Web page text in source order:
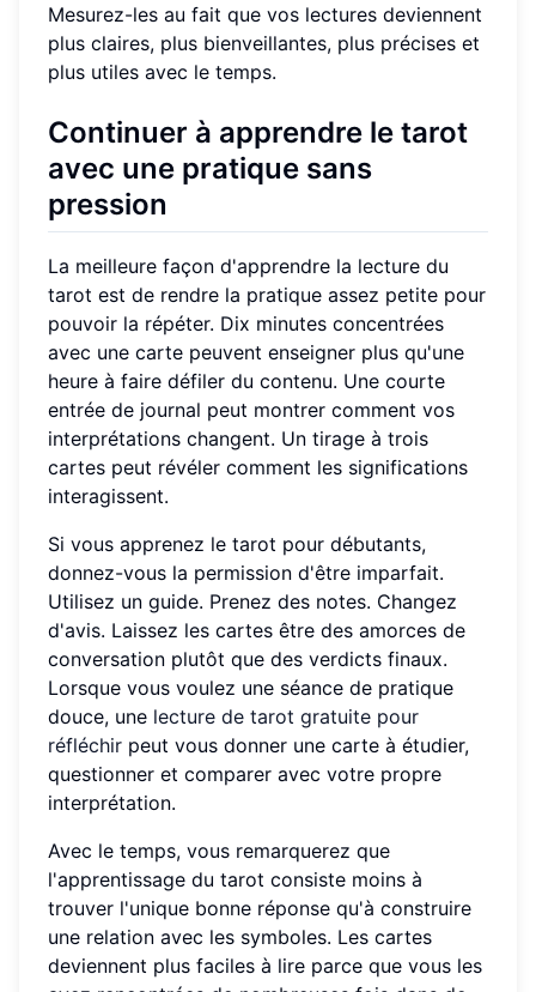
Mesurez-les au fait que vos lectures deviennent
plus claires, plus bienveillantes, plus précises et
plus utiles avec le temps.
Continuer à apprendre le tarot
avec une pratique sans
pression
La meilleure façon d'apprendre la lecture du
tarot est de rendre la pratique assez petite pour
pouvoir la répéter. Dix minutes concentrées
avec une carte peuvent enseigner plus qu'une
heure à faire défiler du contenu. Une courte
entrée de journal peut montrer comment vos
interprétations changent. Un tirage à trois
cartes peut révéler comment les significations
interagissent.
Si vous apprenez le tarot pour débutants,
donnez-vous la permission d'être imparfait.
Utilisez un guide. Prenez des notes. Changez
d'avis. Laissez les cartes être des amorces de
conversation plutôt que des verdicts finaux.
Lorsque vous voulez une séance de pratique
douce, une lecture de tarot gratuite pour
réfléchir peut vous donner une carte à étudier,
questionner et comparer avec votre propre
interprétation.
Avec le temps, vous remarquerez que
l'apprentissage du tarot consiste moins à
trouver l'unique bonne réponse qu'à construire
une relation avec les symboles. Les cartes
deviennent plus faciles à lire parce que vous les